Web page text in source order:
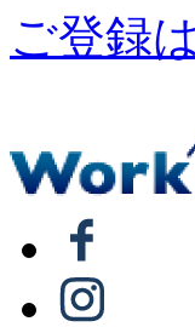
ご登録